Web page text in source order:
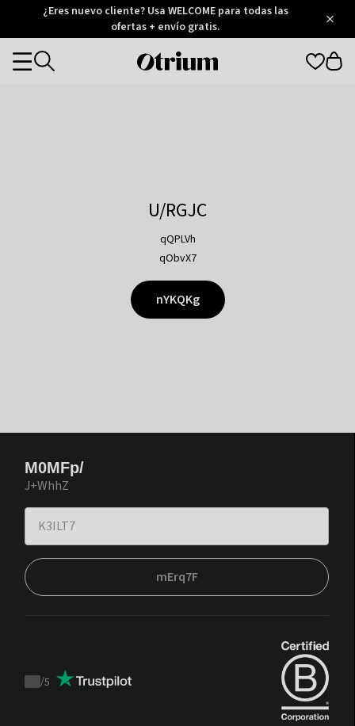
Otrium
Trustpilot
¿Eres nuevo cliente? Usa WELCOME para todas las
ofertas + envío gratis.
Otrium
Categories
U/RGJC
qQPLVh
qObvX7
nYKQKg
M0MFp/
J+WhhZ
mErq7F
Trustpilot
/5